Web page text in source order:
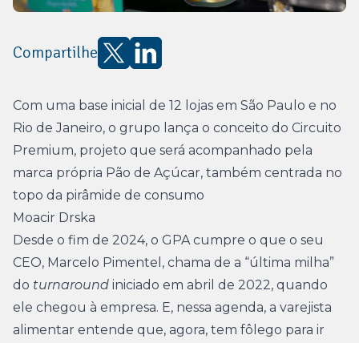
Com uma base inicial de 12 lojas em São Paulo e no
Rio de Janeiro, o grupo lança o conceito do Circuito
Premium, projeto que será acompanhado pela
marca própria Pão de Açúcar, também centrada no
topo da pirâmide de consumo
Moacir Drska
Desde o fim de 2024, o GPA cumpre o que o seu
CEO, Marcelo Pimentel, chama de a “última milha”
do turnaround iniciado em abril de 2022, quando
ele chegou à empresa. E, nessa agenda, a varejista
alimentar entende que, agora, tem fôlego para ir
Compartilhe